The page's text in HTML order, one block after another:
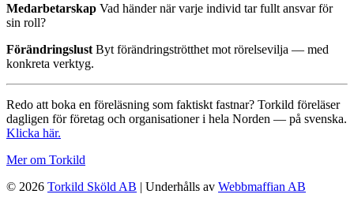
Medarbetarskap Vad händer när varje individ tar fullt ansvar för
sin roll?
Förändringslust Byt förändringströtthet mot rörelsevilja — med
konkreta verktyg.
Redo att boka en föreläsning som faktiskt fastnar? Torkild föreläser
dagligen för företag och organisationer i hela Norden — på svenska.
Klicka här.
Mer om Torkild
© 2026 Torkild Sköld AB | Underhålls av Webbmaffian AB